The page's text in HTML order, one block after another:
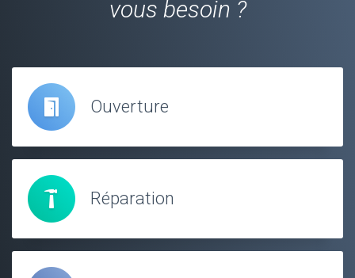
vous besoin ?
Ouverture
Réparation